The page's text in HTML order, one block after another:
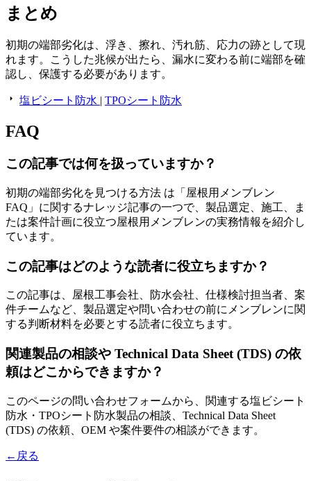
まとめ
初期の端部劣化は、浮き、擦れ、汚れ筋、応力の跡として現
れます。こうした兆候が出たら、漏水に変わる前に端部を確
認し、保護する必要があります。
塩ビシート防水 | TPOシート防水
FAQ
この記事では何を扱っていますか？
初期の端部劣化を見つける方法 は「屋根用メンブレン
FAQ」に関するナレッジ記事の一つで、製品選定、施工、ま
たは案件計画に役立つ屋根用メンブレンの実務情報を紹介し
ています。
この記事はどのような読者に役立ちますか？
この記事は、屋根工事会社、防水会社、仕様検討担当者、案
件チームなど、製品選定や問い合わせの前にメンブレンに関
する判断材料を必要とする読者に役立ちます。
関連製品の相談や Technical Data Sheet (TDS) の依
頼はどこからできますか？
このページの問い合わせフォームから、関連する塩ビシート
防水・TPOシート防水製品の相談、Technical Data Sheet
(TDS) の依頼、OEM や案件要件の相談ができます。
←戻る